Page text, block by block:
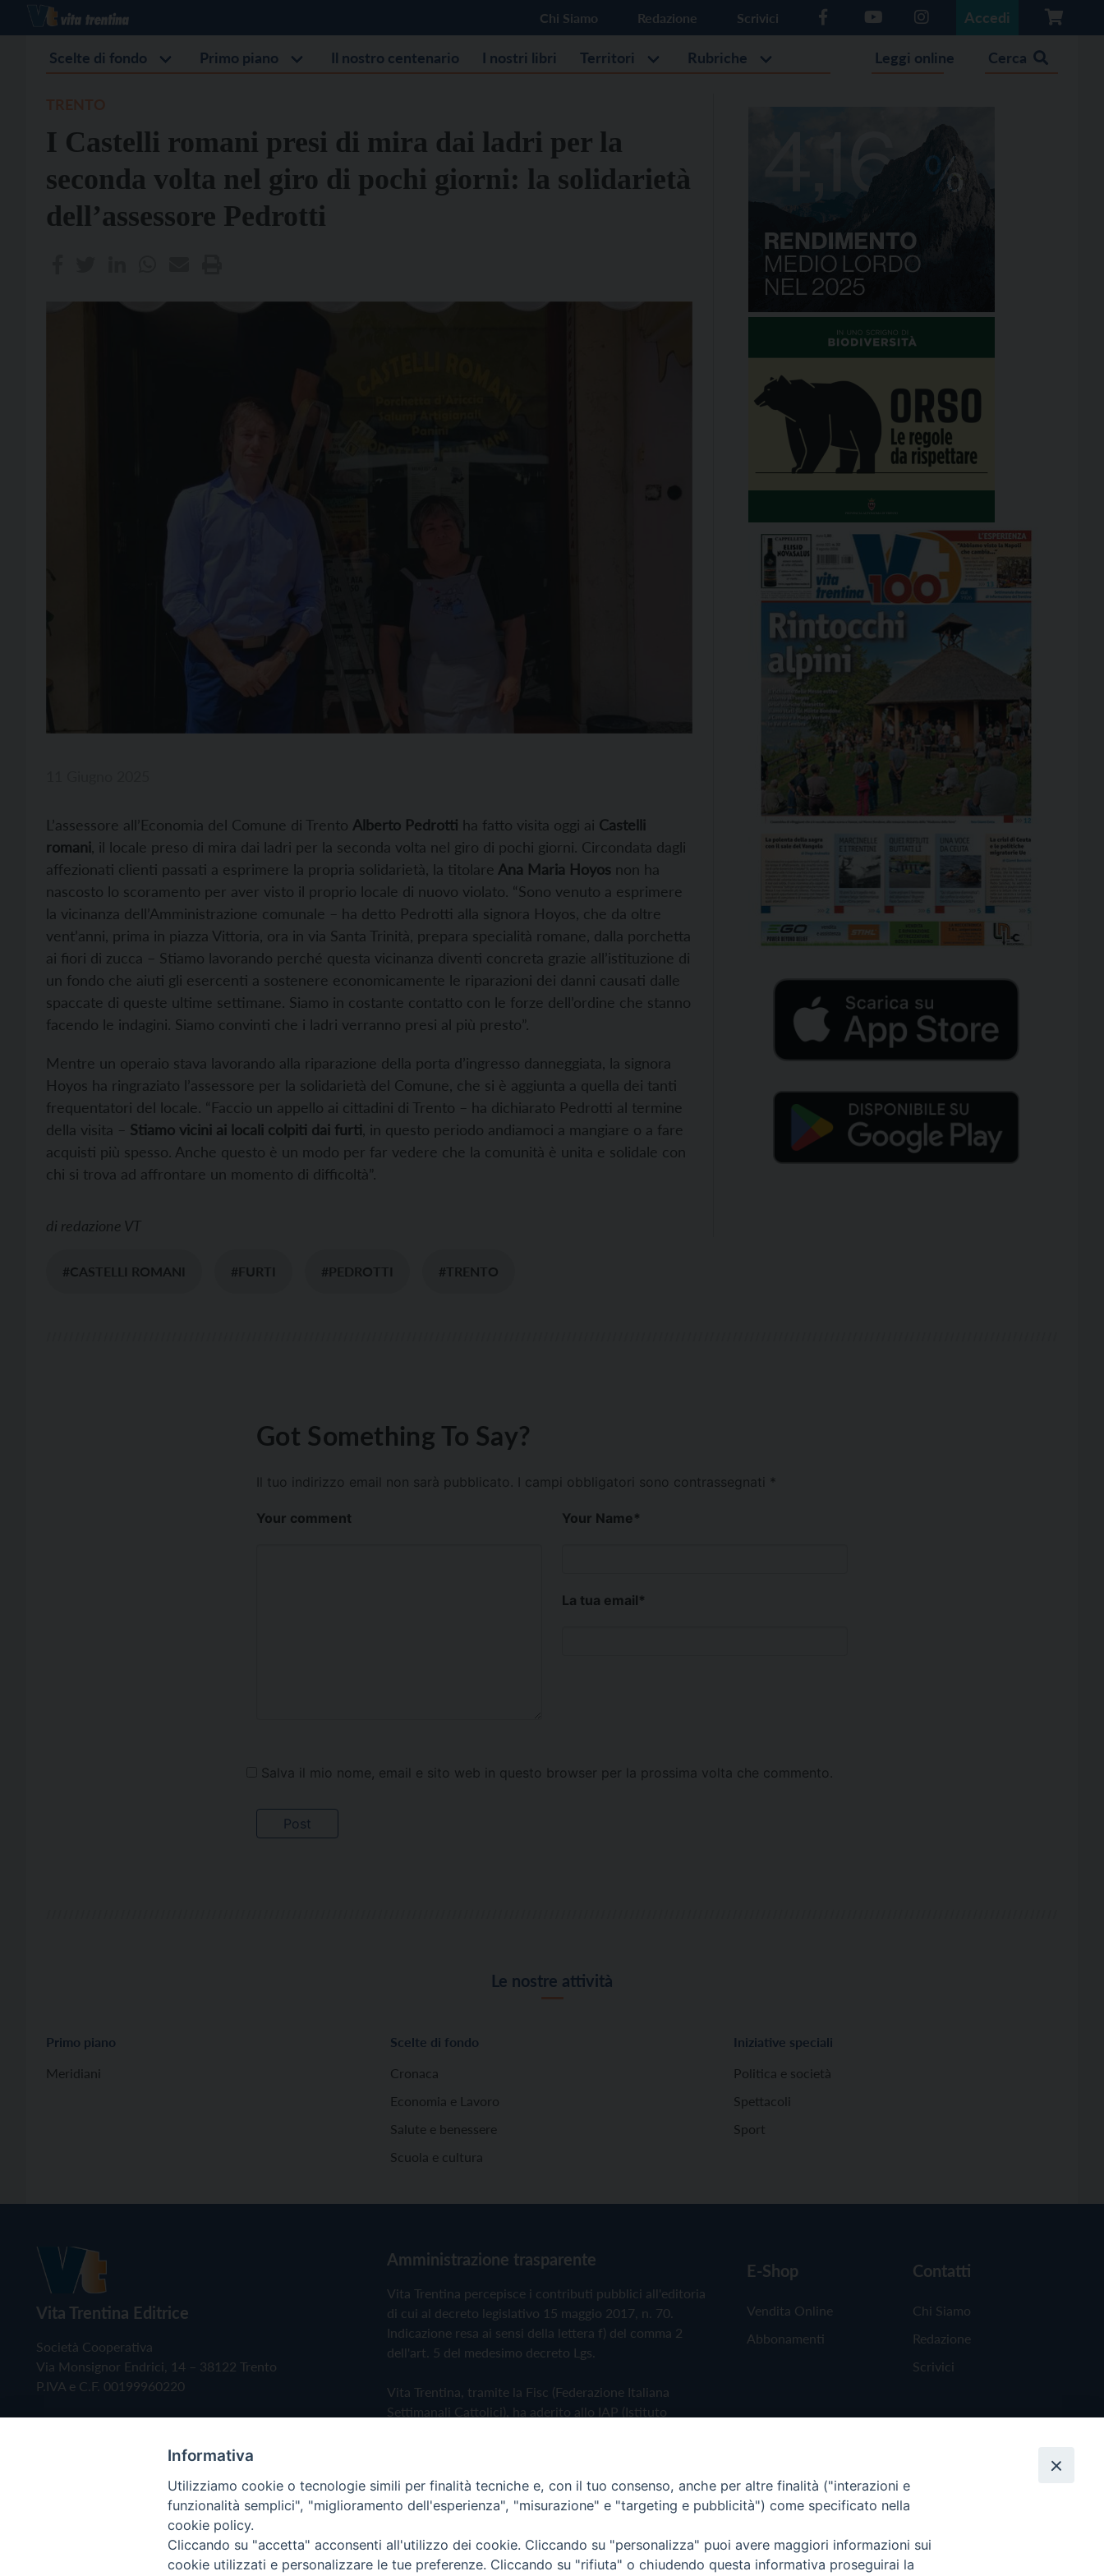
Chi Siamo Redazione Scrivici Accedi
Scelte di fondo Primo piano Il nostro centenario I nostri libri Territori Rubriche Leggi online Cerca
I Castelli romani presi di mira dai ladri per la
seconda volta nel giro di pochi giorni: la solidarietà
dell’assessore Pedrotti
L’assessore all’Economia del Comune di Trento Alberto Pedrotti ha fatto visita oggi ai Castelli
romani , il locale preso di mira dai ladri per la seconda volta nel giro di pochi giorni. Circondata dagli
affezionati clienti passati a esprimere la propria solidarietà, la titolare Ana Maria Hoyos non ha
nascosto lo scoramento per aver visto il proprio locale di nuovo violato. “Sono venuto a esprimere
la vicinanza dell’Amministrazione comunale – ha detto Pedrotti alla signora Hoyos, che da oltre
vent’anni, prima in piazza Vittoria, ora in via Santa Trinità, prepara specialità romane, dalla porchetta
ai fiori di zucca – Stiamo lavorando perché questa vicinanza diventi concreta grazie all’istituzione di
un fondo che aiuti gli esercenti a sostenere economicamente le riparazioni dei danni causati dalle
spaccate di queste ultime settimane. Siamo in costante contatto con le forze dell’ordine che stanno
facendo le indagini. Siamo convinti che i ladri verranno presi al più presto”.
Mentre un operaio stava lavorando alla riparazione della porta d’ingresso danneggiata, la signora
Hoyos ha ringraziato l’assessore per la solidarietà del Comune, che si è aggiunta a quella dei tanti
frequentatori del locale. “Faccio un appello ai cittadini di Trento – ha dichiarato Pedrotti al termine
della visita – Stiamo vicini ai locali colpiti dai furti , in questo periodo andiamoci a mangiare o a fare
acquisti più spesso. Anche questo è un modo per far vedere che la comunità è unita e solidale con
chi si trova ad affrontare un momento di difficoltà”.
di redazione VT
#CASTELLI ROMANI #FURTI #PEDROTTI #TRENTO
Got Something To Say?
Il tuo indirizzo email non sarà pubblicato. I campi obbligatori sono contrassegnati *
Your comment Your Name*
La tua email*
Salva il mio nome, email e sito web in questo browser per la prossima volta che commento.
Le nostre attività
Primo piano
Meridiani
Scelte di fondo
Cronaca
Economia e Lavoro
Salute e benessere
Scuola e cultura
Iniziative speciali
Politica e società
Spettacoli
Sport
Vita Trentina Editrice
Società Cooperativa
Via Monsignor Endrici, 14 – 38122 Trento
P.IVA e C.F. 00199960220
Amministrazione trasparente
Vita Trentina percepisce i contributi pubblici all'editoria
di cui al decreto legislativo 15 maggio 2017, n. 70.
Indicazione resa ai sensi della lettera f) del comma 2
dell'art. 5 del medesimo decreto Lgs.
Vita Trentina, tramite la Fisc (Federazione Italiana
Settimanali Cattolici), ha aderito allo IAP (Istituto
Privacy Policy Cookie Policy
E-Shop
Vendita Online
Abbonamenti
Contatti
Chi Siamo
Redazione
Scrivici
Copyright © 2019 - Tutti i diritti riservati - Vita Trentina Editrice
Informativa
Utilizziamo cookie o tecnologie simili per finalità tecniche e, con il tuo consenso, anche per altre finalità ("interazioni e
funzionalità semplici", "miglioramento dell'esperienza", "misurazione" e "targeting e pubblicità") come specificato nella
cookie policy.
Cliccando su "accetta" acconsenti all'utilizzo dei cookie. Cliccando su "personalizza" puoi avere maggiori informazioni sui
cookie utilizzati e personalizzare le tue preferenze. Cliccando su "rifiuta" o chiudendo questa informativa proseguirai la